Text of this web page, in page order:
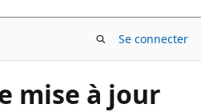
Se connecter
mise à jour